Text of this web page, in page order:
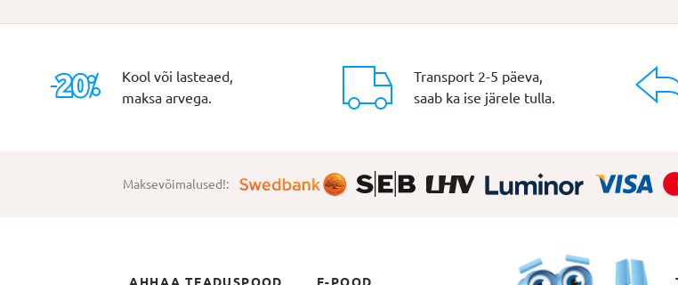
Kool või lasteaed,
maksa arvega.
Transport 2-5 päeva,
saab ka ise järele tulla.
Maksevõimalused!:
AHHAA TEADUSPOOD E-POOD